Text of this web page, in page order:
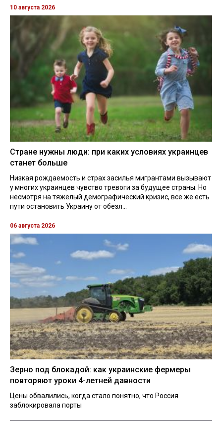
10 августа 2026
Стране нужны люди: при каких условиях украинцев
станет больше
Низкая рождаемость и страх засилья мигрантами вызывают
у многих украинцев чувство тревоги за будущее страны. Но
несмотря на тяжелый демографический кризис, все же есть
пути остановить Украину от обезл...
06 августа 2026
Зерно под блокадой: как украинские фермеры
повторяют уроки 4-летней давности
Цены обвалились, когда стало понятно, что Россия
заблокировала порты